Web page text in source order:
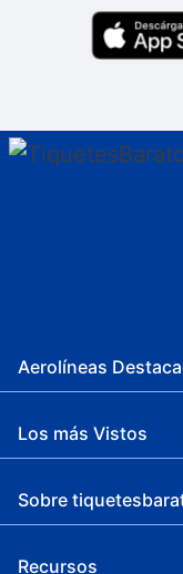
Aerolíneas
Los más Vistos
Sobre
Recursos